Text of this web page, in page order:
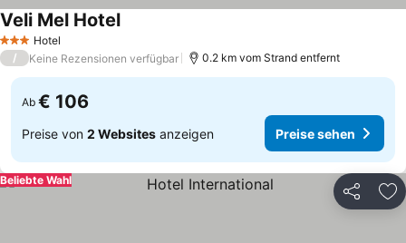
3 SterneHotel
Veli Mel HotelPreise sehen
/ Keine Rezensionen verfügbar 0.2 km vom Strand entfernt
Ab € 106
Preise von 2 Websites anzeigen Preise sehen
Teilen
Beliebte Wahl